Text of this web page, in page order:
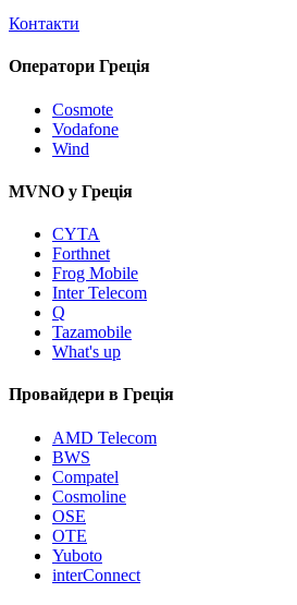
Контакти
Оператори Греція
Cosmote
Vodafone
Wind
MVNO у Греція
CYTA
Forthnet
Frog Mobile
Inter Telecom
Q
Tazamobile
What's up
Провайдери в Греція
AMD Telecom
BWS
Compatel
Cosmoline
OSE
OTE
Yuboto
interConnect